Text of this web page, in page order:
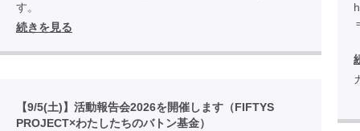
す。
続きを見る
【9/5(土)】活動報告会2026を開催します（FIFTYS
PROJECT×わたしたちのバトン基金）